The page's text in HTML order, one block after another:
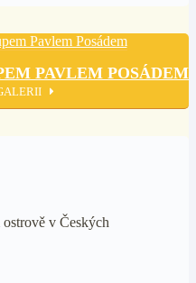
PAVLEM POSÁDEM
v Českých